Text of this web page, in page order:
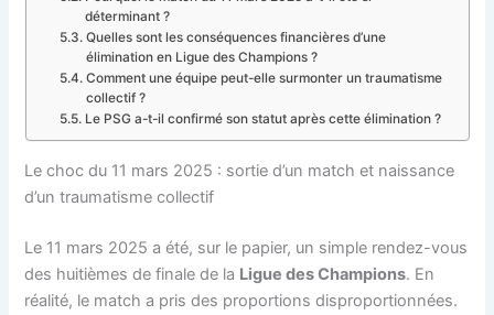
déterminant ?
Quelles sont les conséquences financières d’une
élimination en Ligue des Champions ?
Comment une équipe peut-elle surmonter un traumatisme
collectif ?
Le PSG a-t-il confirmé son statut après cette élimination ?
Le choc du 11 mars 2025 : sortie d’un match et naissance
d’un traumatisme collectif
Le 11 mars 2025 a été, sur le papier, un simple rendez-vous
des huitièmes de finale de la Ligue des Champions. En
réalité, le match a pris des proportions disproportionnées.